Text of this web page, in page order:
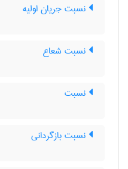
نسبت جریان اولیه
نسبت شعاع
نسبت
نسبت بازگردانی